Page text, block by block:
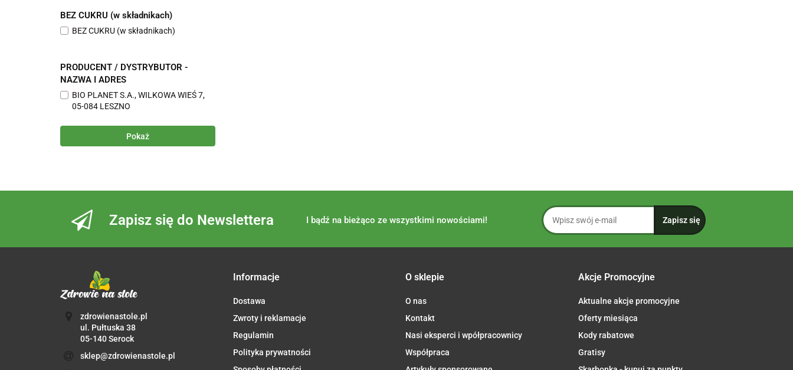
BEZ CUKRU (w składnikach)
BEZ CUKRU (w składnikach)
PRODUCENT / DYSTRYBUTOR -
NAZWA I ADRES
BIO PLANET S.A., WILKOWA WIEŚ 7,
05-084 LESZNO
Pokaż
Zapisz się do Newslettera I bądź na bieżąco ze wszystkimi nowościami!
zdrowienastole.pl
ul. Pułtuska 38
05-140 Serock
sklep@zdrowienastole.pl
Informacje
Dostawa
Zwroty i reklamacje
Regulamin
Polityka prywatności
O sklepie
O nas
Kontakt
Nasi eksperci i wpółpracownicy
Współpraca
Akcje Promocyjne
Aktualne akcje promocyjne
Oferty miesiąca
Kody rabatowe
Gratisy